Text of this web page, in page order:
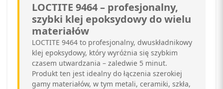
LOCTITE 9464 – profesjonalny,
szybki klej epoksydowy do wielu
materiałów
LOCTITE 9464 to profesjonalny, dwuskładnikowy
klej epoksydowy, który wyróżnia się szybkim
czasem utwardzania – zaledwie 5 minut.
Produkt ten jest idealny do łączenia szerokiej
gamy materiałów, w tym metali, ceramiki, szkła,